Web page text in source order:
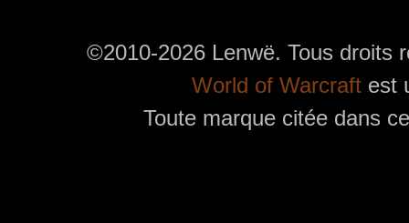
©2010-2026 Lenwë. Tous droits
World of Warcraftest
Toute marque citée dans